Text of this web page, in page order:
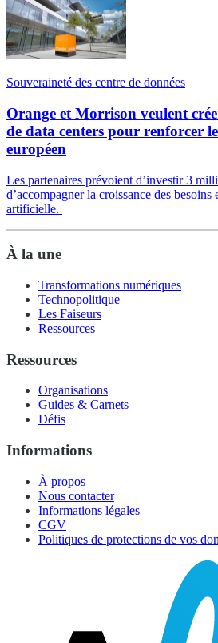
Souveraineté des centre de données
Orange et Morrison veulent
de data centers pour renforcer
européen
Les partenaires prévoient d’investir 3
d’accompagner la croissance des
artificielle.
À la une
Transformations numériques
Technopolitique
Les Faiseurs
Ressources
Ressources
Organisations
Guides & Carnets
Défis
Informations
À propos
Nous contacter
Informations légales
CGV
Politiques de protections de vos